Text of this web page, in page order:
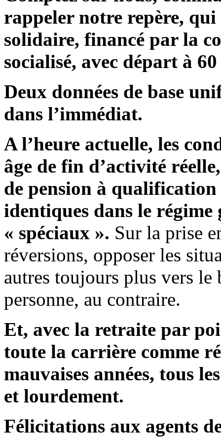
rappeler notre repère, qui
solidaire, financé par la
socialisé, avec départ à
Deux données de base
dans l’immédiat.
A l’heure actuelle, les
âge de fin d’activité
de pension à
identiques dans le régime
« spéciaux ». Sur la prise
réversions, opposer les
autres toujours plus vers le
personne, au contraire.
Et, avec la retraite par
toute la carrière comme
mauvaises années, tous
et lourdement.
Félicitations aux agents